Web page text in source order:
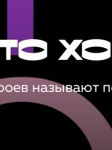
называют